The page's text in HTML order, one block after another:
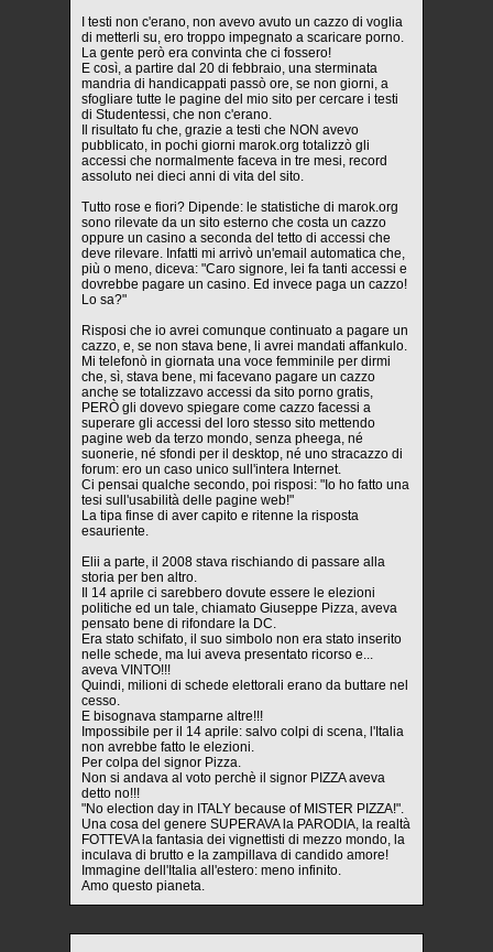
I testi non c'erano, non avevo avuto un cazzo di voglia
di metterli su, ero troppo impegnato a scaricare porno.
La gente però era convinta che ci fossero!
E così, a partire dal 20 di febbraio, una sterminata
mandria di handicappati passò ore, se non giorni, a
sfogliare tutte le pagine del mio sito per cercare i testi
di Studentessi, che non c'erano.
Il risultato fu che, grazie a testi che NON avevo
pubblicato, in pochi giorni marok.org totalizzò gli
accessi che normalmente faceva in tre mesi, record
assoluto nei dieci anni di vita del sito.
Tutto rose e fiori? Dipende: le statistiche di marok.org
sono rilevate da un sito esterno che costa un cazzo
oppure un casino a seconda del tetto di accessi che
deve rilevare. Infatti mi arrivò un'email automatica che,
più o meno, diceva: "Caro signore, lei fa tanti accessi e
dovrebbe pagare un casino. Ed invece paga un cazzo!
Lo sa?"
Risposi che io avrei comunque continuato a pagare un
cazzo, e, se non stava bene, li avrei mandati affankulo.
Mi telefonò in giornata una voce femminile per dirmi
che, sì, stava bene, mi facevano pagare un cazzo
anche se totalizzavo accessi da sito porno gratis,
PERÒ gli dovevo spiegare come cazzo facessi a
superare gli accessi del loro stesso sito mettendo
pagine web da terzo mondo, senza pheega, né
suonerie, né sfondi per il desktop, né uno stracazzo di
forum: ero un caso unico sull'intera Internet.
Ci pensai qualche secondo, poi risposi: "Io ho fatto una
tesi sull'usabilità delle pagine web!"
La tipa finse di aver capito e ritenne la risposta
esauriente.
Elii a parte, il 2008 stava rischiando di passare alla
storia per ben altro.
Il 14 aprile ci sarebbero dovute essere le elezioni
politiche ed un tale, chiamato Giuseppe Pizza, aveva
pensato bene di rifondare la DC.
Era stato schifato, il suo simbolo non era stato inserito
nelle schede, ma lui aveva presentato ricorso e...
aveva VINTO!!!
Quindi, milioni di schede elettorali erano da buttare nel
cesso.
E bisognava stamparne altre!!!
Impossibile per il 14 aprile: salvo colpi di scena, l'Italia
non avrebbe fatto le elezioni.
Per colpa del signor Pizza.
Non si andava al voto perchè il signor PIZZA aveva
detto no!!!
"No election day in ITALY because of MISTER PIZZA!".
Una cosa del genere SUPERAVA la PARODIA, la realtà
FOTTEVA la fantasia dei vignettisti di mezzo mondo, la
inculava di brutto e la zampillava di candido amore!
Immagine dell'Italia all'estero: meno infinito.
Amo questo pianeta.